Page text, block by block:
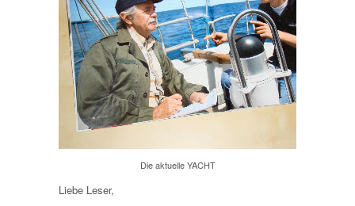
Die aktuelle YACHT
Liebe Leser,